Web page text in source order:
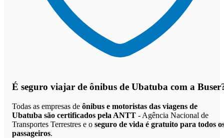
É seguro viajar de ônibus de Ubatuba com a
Todas as empresas de ônibus e motoristas das viagens de
Ubatuba são certificados pela ANTT - Agência Nacional de
Transportes Terrestres e o seguro de vida é gratuito para todos
passageiros.